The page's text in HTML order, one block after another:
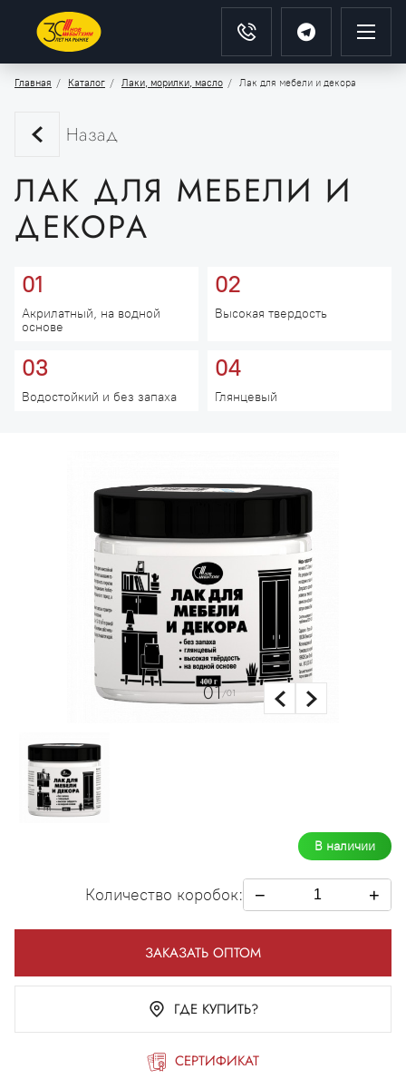
Главная Каталог Лаки, морилки, масло Лак для мебели и декора
Назад
ЛАК ДЛЯ МЕБЕЛИ И
ДЕКОРА
01
Акрилатный, на водной
основе
02
Высокая твердость
03
Водостойкий и без запаха
04
Глянцевый
01/01
В наличии
Количество коробок: − +
СЕРТИФИКАТ
ГДЕ КУПИТЬ?
ЗАКАЗАТЬ ОПТОМ